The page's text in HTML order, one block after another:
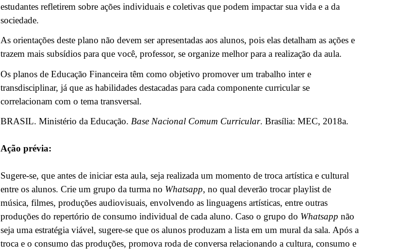
estudantes refletirem sobre ações individuais e coletivas que podem impactar sua vida e a da
sociedade.
As orientações deste plano não devem ser apresentadas aos alunos, pois elas detalham as ações e
trazem mais subsídios para que você, professor, se organize melhor para a realização da aula.
Os planos de Educação Financeira têm como objetivo promover um trabalho inter e
transdisciplinar, já que as habilidades destacadas para cada componente curricular se
correlacionam com o tema transversal.
BRASIL. Ministério da Educação. Base Nacional Comum Curricular. Brasília: MEC, 2018a.
Ação prévia:
Sugere-se, que antes de iniciar esta aula, seja realizada um momento de troca artística e cultural
entre os alunos. Crie um grupo da turma no Whatsapp, no qual deverão trocar playlist de
música, filmes, produções audiovisuais, envolvendo as linguagens artísticas, entre outras
produções do repertório de consumo individual de cada aluno. Caso o grupo do Whatsapp não
seja uma estratégia viável, sugere-se que os alunos produzam a lista em um mural da sala. Após a
troca e o consumo das produções, promova roda de conversa relacionando a cultura, consumo e